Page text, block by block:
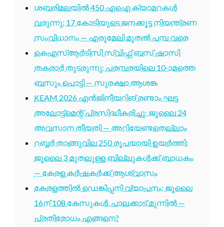
ശബരിമലയിൽ 450 എഐ ക്യാമറകൾ
വരുന്നു; 17 കോടിയുടെ ജനക്കൂട്ട നിയന്ത്രണ
സംവിധാനം — എരുമേലി മുതൽ പമ്പ വരെ
കെഎസ്ആർടിസി സ്വിഫ്റ്റ് ബസ് ഷാസി
തകരാർ തുടരുന്നു; പരമ്പരയിലെ 10-ാമത്തെ
ബസും പൊട്ടി — സുരക്ഷാ ആശങ്ക
KEAM 2026 എൻജിനീയറിങ് രണ്ടാം ഘട്ട
അലോട്ട്മെന്റ് പ്രസിദ്ധീകരിച്ചു; ജൂലൈ 24
അവസാന തീയതി — അറിയേണ്ടതെല്ലാം
റബ്ബർ താങ്ങുവില 250 രൂപയായി ഉയർത്തി;
ജൂലൈ 3 മുതലുള്ള ബില്ലുകൾക്ക് ബാധകം
— കേരള കർഷകർക്ക് ആശ്വാസം
കേരളത്തിൽ ഡെങ്കിപ്പനി വ്യാപനം; ജൂലൈ
16ന് 108 കേസുകൾ, പാലക്കാട് മുന്നിൽ —
പ്രതിരോധം എങ്ങനെ?